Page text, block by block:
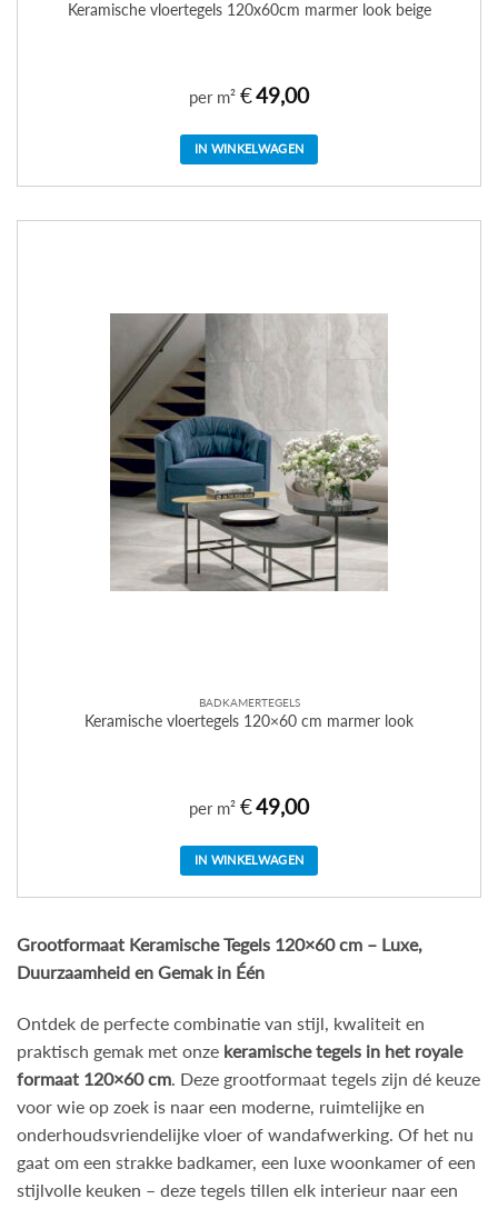
Keramische vloertegels 120x60cm marmer look beige
per m² €49,00
IN WINKELWAGEN
BADKAMERTEGELS
Keramische vloertegels 120×60 cm marmer look
per m² €49,00
IN WINKELWAGEN
Grootformaat Keramische Tegels 120×60 cm – Luxe,
Duurzaamheid en Gemak in Één
Ontdek de perfecte combinatie van stijl, kwaliteit en
praktisch gemak met onze keramische tegels in het royale
formaat 120×60 cm. Deze grootformaat tegels zijn dé keuze
voor wie op zoek is naar een moderne, ruimtelijke en
onderhoudsvriendelijke vloer of wandafwerking. Of het nu
gaat om een strakke badkamer, een luxe woonkamer of een
stijlvolle keuken – deze tegels tillen elk interieur naar een